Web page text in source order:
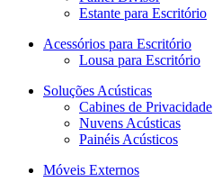
Estante para Escritório
Acessórios para Escritório
Lousa para Escritório
Soluções Acústicas
Cabines de Privacidade
Nuvens Acústicas
Painéis Acústicos
Móveis Externos